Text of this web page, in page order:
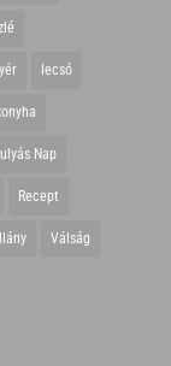
lecsó
Nap
Recept
Válság